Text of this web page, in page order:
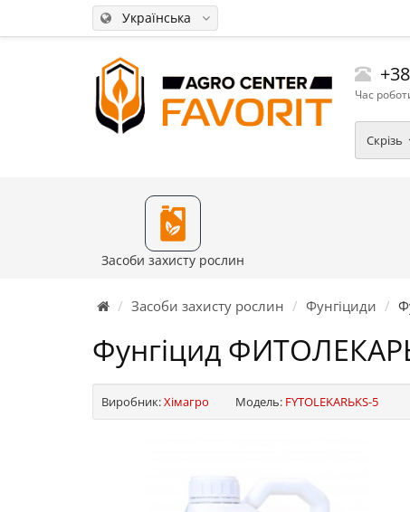
Українська
Час
Скрізь
Засоби захисту рослин
Засоби захисту рослин Фунгіциди
Фунгіцид
Виробник:Хімагро Модель: FYTOLEKARЬKS-5